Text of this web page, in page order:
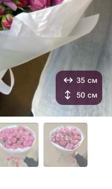
35 см
50 см